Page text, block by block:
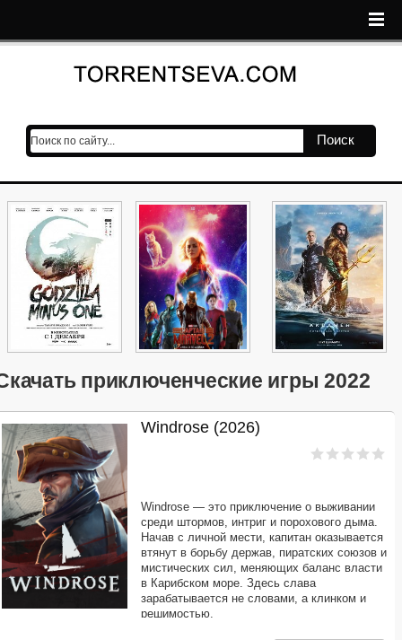
Поиск
приключенческие игры 2022
Windrose (2026)
Windrose — это приключение о выживании
среди штормов, интриг и порохового дыма.
Начав с личной мести, капитан оказывается
втянут в борьбу держав, пиратских союзов и
мистических сил, меняющих баланс власти
в Карибском море. Здесь слава
зарабатывается не словами, а клинком и
решимостью.